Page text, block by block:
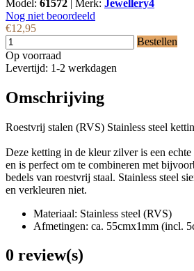
Model: 61572 Merk: Jewellery4
Nog niet beoordeeld
€12,95
Bestellen
Op voorraad
Levertijd: 1-2 werkdagen
Omschrijving
Roestvrij stalen (RVS) Stainless steel
Deze ketting in de kleur zilver is een
en is perfect om te combineren met
bedels van roestvrij staal. Stainless steel
en verkleuren niet.
Materiaal: Stainless steel (RVS)
Afmetingen: ca. 55cmx1mm (incl.
0 review(s)